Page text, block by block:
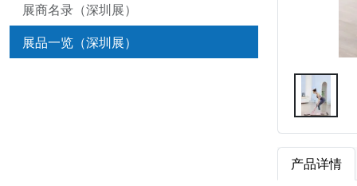
展商名录（深圳展）
展品一览（深圳展）
产品详情